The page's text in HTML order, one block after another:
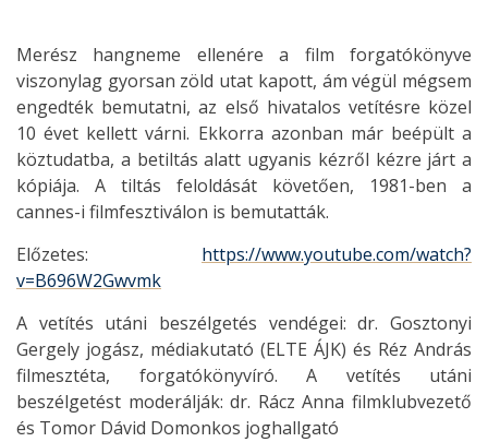
Merész hangneme ellenére a film forgatókönyve
viszonylag gyorsan zöld utat kapott, ám végül mégsem
engedték bemutatni, az első hivatalos vetítésre közel
10 évet kellett várni. Ekkorra azonban már beépült a
köztudatba, a betiltás alatt ugyanis kézről kézre járt a
kópiája. A tiltás feloldását követően, 1981-ben a
cannes-i filmfesztiválon is bemutatták.
Előzetes: https://www.youtube.com/watch?
v=B696W2Gwvmk
A vetítés utáni beszélgetés vendégei: dr. Gosztonyi
Gergely jogász, médiakutató (ELTE ÁJK) és Réz András
filmesztéta, forgatókönyvíró. A vetítés utáni
beszélgetést moderálják: dr. Rácz Anna filmklubvezető
és Tomor Dávid Domonkos joghallgató